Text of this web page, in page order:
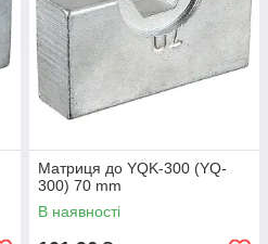
Матриця до YQK-300 (YQ-
300) 70 mm
В наявності